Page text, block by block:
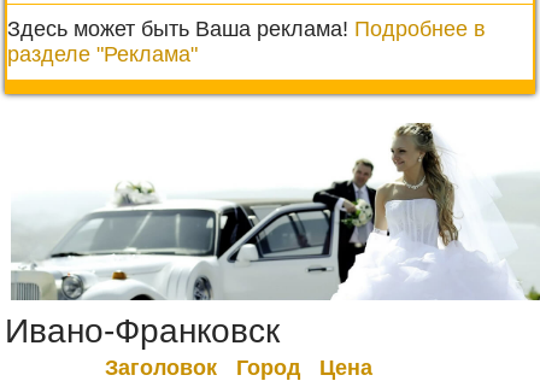
Здесь может быть Ваша реклама! Подробнее в
разделе "Реклама"
Ивано-Франковск
Заголовок Город Цена